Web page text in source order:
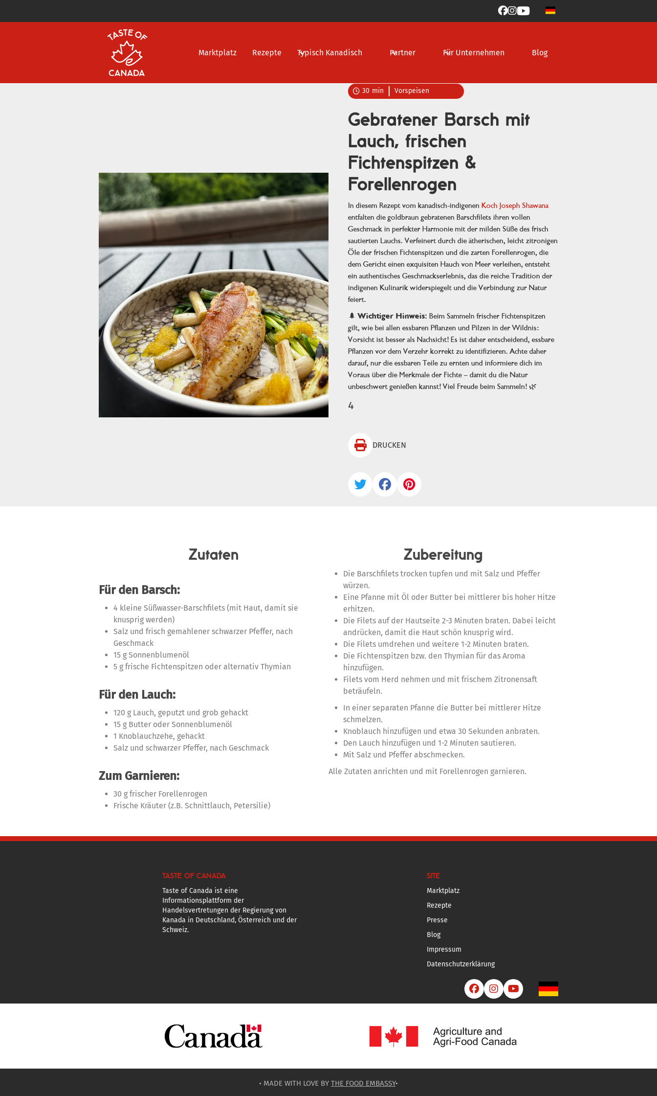

Marktplatz Rezepte Typisch Kanadisch Partner Für Unternehmen Blog
 30 min Vorspeisen
Gebratener Barsch mit
Lauch, frischen
Fichtenspitzen &
Forellenrogen
In diesem Rezept vom kanadisch-indigenen Koch Joseph Shawana
entfalten die goldbraun gebratenen Barschfilets ihren vollen
Geschmack in perfekter Harmonie mit der milden Süße des frisch
sautierten Lauchs. Verfeinert durch die ätherischen, leicht zitronigen
Öle der frischen Fichtenspitzen und die zarten Forellenrogen, die
dem Gericht einen exquisiten Hauch von Meer verleihen, entsteht
ein authentisches Geschmackserlebnis, das die reiche Tradition der
indigenen Kulinarik widerspiegelt und die Verbindung zur Natur
feiert.
🌲Wichtiger Hinweis: Beim Sammeln frischer Fichtenspitzen
gilt, wie bei allen essbaren Pflanzen und Pilzen in der Wildnis:
Vorsicht ist besser als Nachsicht! Es ist daher entscheidend, essbare
Pflanzen vor dem Verzehr korrekt zu identifizieren. Achte daher
darauf, nur die essbaren Teile zu ernten und informiere dich im
Voraus über die Merkmale der Fichte – damit du die Natur
unbeschwert genießen kannst! Viel Freude beim Sammeln! 🌿
4
 DRUCKEN
  
Zutaten
Für den Barsch:
4 kleine Süßwasser-Barschfilets (mit Haut, damit sie
knusprig werden)
Salz und frisch gemahlener schwarzer Pfeffer, nach
Geschmack
15 g Sonnenblumenöl
5 g frische Fichtenspitzen oder alternativ Thymian
Für den Lauch:
120 g Lauch, geputzt und grob gehackt
15 g Butter oder Sonnenblumenöl
1 Knoblauchzehe, gehackt
Salz und schwarzer Pfeffer, nach Geschmack
Zum Garnieren:
30 g frischer Forellenrogen
Frische Kräuter (z.B. Schnittlauch, Petersilie)
Zubereitung
Die Barschfilets trocken tupfen und mit Salz und Pfeffer
würzen.
Eine Pfanne mit Öl oder Butter bei mittlerer bis hoher Hitze
erhitzen.
Die Filets auf der Hautseite 2-3 Minuten braten. Dabei leicht
andrücken, damit die Haut schön knusprig wird.
Die Filets umdrehen und weitere 1-2 Minuten braten.
Die Fichtenspitzen bzw. den Thymian für das Aroma
hinzufügen.
Filets vom Herd nehmen und mit frischem Zitronensaft
beträufeln.
In einer separaten Pfanne die Butter bei mittlerer Hitze
schmelzen.
Knoblauch hinzufügen und etwa 30 Sekunden anbraten.
Den Lauch hinzufügen und 1-2 Minuten sautieren.
Mit Salz und Pfeffer abschmecken.
Alle Zutaten anrichten und mit Forellenrogen garnieren.
TASTE OF CANADA
Taste of Canada ist eine
Informationsplattform der
Handelsvertretungen der Regierung von
Kanada in Deutschland, Österreich und der
Schweiz.
SITE
Marktplatz
Rezepte
Presse
Blog
Impressum
Datenschutzerklärung
  
• MADE WITH LOVE BY THE FOOD EMBASSY•